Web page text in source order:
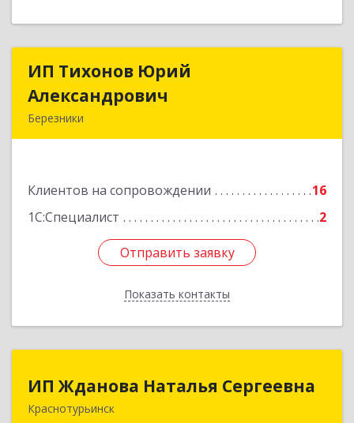
ИП Тихонов Юрий
Александрович
Березники
Клиентов на сопровождении
16
1С:Специалист
2
Отправить заявку
Показать контакты
ИП Тихонов Юрий
Подробнее
Отправить заявку
Назад
ИП Жданова Наталья Сергеевна
Краснотурьинск